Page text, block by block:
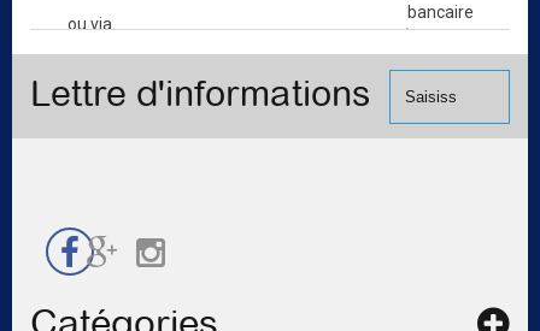
ou via
de
bancaire
(Mastercard,
Visa, ...) et
Lettre d'informations